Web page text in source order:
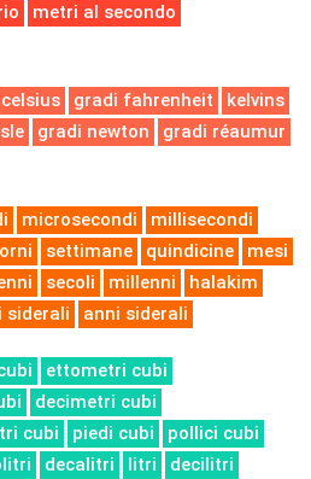
metri al secondo
gradi fahrenheit
kelvins
gradi newton
gradi réaumur
microsecondi
millisecondi
settimane quindicine
mesi
secoli millenni
halakim
siderali anni siderali
ettometri cubi
decimetri cubi
cubi piedi cubi
pollici cubi
decalitri litri
decilitri